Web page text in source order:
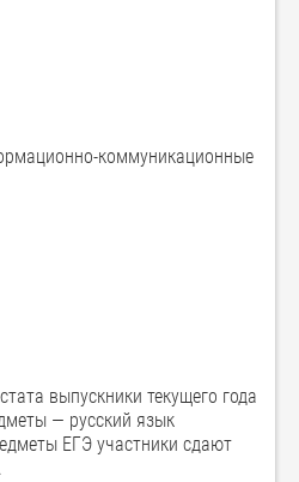
коммуникационные
выпускники текущего года
— русский язык
ЕГЭ участники сдают